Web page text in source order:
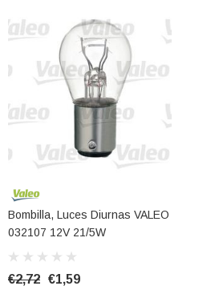
Bombilla, Luces Diurnas VALEO
032107 12V 21/5W
€2,72 €1,59